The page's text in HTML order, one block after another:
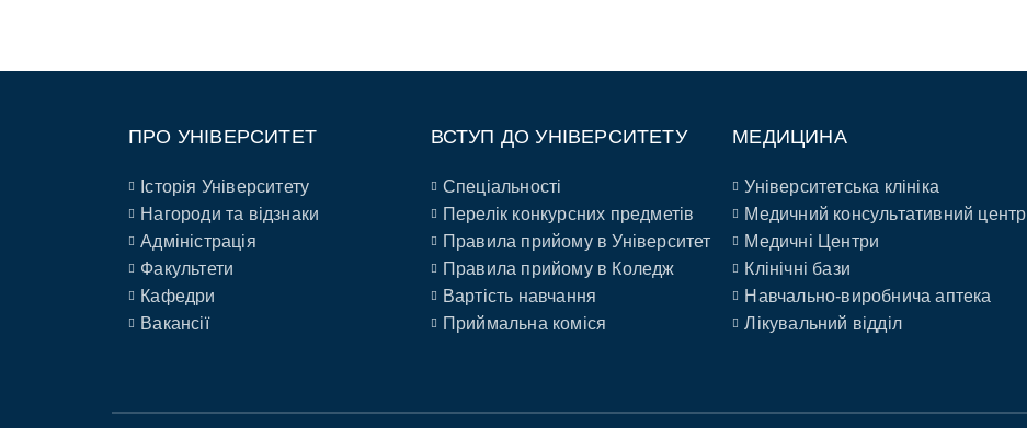
ПРО УНІВЕРСИТЕТ
Історія Університету
Нагороди та відзнаки
Адміністрація
Факультети
Кафедри
Вакансії
ВСТУП ДО УНІВЕРСИТЕТУ
Спеціальності
Перелік конкурсних предметів
Правила прийому в Університет
Правила прийому в Коледж
Вартість навчання
Приймальна коміся
МЕДИЦИНА
Університетська клініка
Медичний консультативний центр
Медичні Центри
Клінічні бази
Навчально-виробнича аптека
Лікувальний відділ